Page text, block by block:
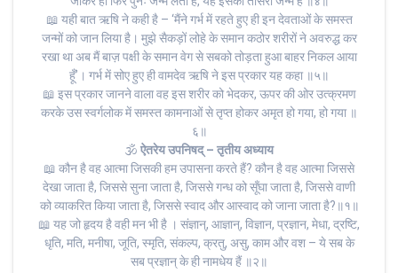
📖 यही बात ऋषि ने कही है – ‘मैंने गर्भ में रहते हुए ही इन देवताओं के समस्त
जन्मों को जान लिया है। मुझे सैकड़ों लोहे के समान कठोर शरीरों ने अवरुद्ध कर
रखा था अब मैं बाज़ पक्षी के समान वेग से सबको तोड़ता हुआ बाहर निकल आया
हूँ’। गर्भ में सोए हुए ही वामदेव ऋषि ने इस प्रकार यह कहा ॥५॥
📖 इस प्रकार जानने वाला वह इस शरीर को भेदकर, ऊपर की ओर उत्क्रमण
करके उस स्वर्गलोक में समस्त कामनाओं से तृप्त होकर अमृत हो गया, हो गया ॥
६॥
🕉 ऐतरेय उपनिषद् – तृतीय अध्याय
📖 कौन है वह आत्मा जिसकी हम उपासना करते हैं? कौन है वह आत्मा जिससे
देखा जाता है, जिससे सुना जाता है, जिससे गन्ध को सूँघा जाता है, जिससे वाणी
को व्याकरित किया जाता है, जिससे स्वाद और आस्वाद को जाना जाता है?॥१॥
📖 यह जो हृदय है वही मन भी है । संज्ञान्, आज्ञान्, विज्ञान, प्रज्ञान, मेधा, द्रष्टि,
धृति, मति, मनीषा, जूति, स्मृति, संकल्प, क्रतु, असु, काम और वश – ये सब के
सब प्रज्ञान् के ही नामधेय हैं ॥२॥